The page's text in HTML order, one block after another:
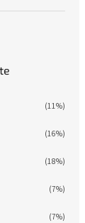
(11%)
(16%)
(18%)
(7%)
(7%)